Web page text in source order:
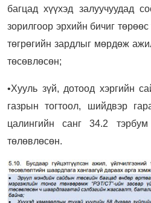
багцад хүүхэд залуучуудад
зорилгоор эрхийн бичиг
төгрөгийн зардлыг мөрдөж
төсөвлөсөн;
•Хууль зүй, дотоод хэргийн
газрын тогтоол, шийдвэр
цалингийн санг 34.2 тэрбум
төлөвлөсөн.